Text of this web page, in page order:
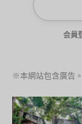
会員
※本網站包含廣告。